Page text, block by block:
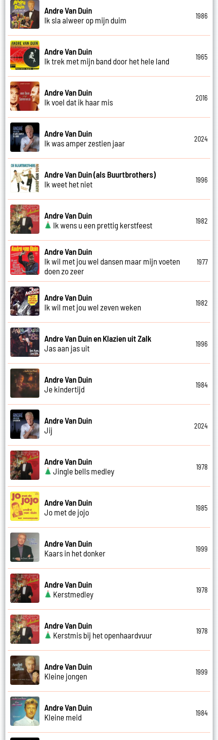
Andre Van Duin
Ik sla alweer op mijn duim
1986
Andre Van Duin
Ik trek met mijn band door het hele land
1965
Andre Van Duin
Ik voel dat ik haar mis
2016
Andre Van Duin
Ik was amper zestien jaar
2024
Andre Van Duin (als Buurtbrothers)
Ik weet het niet
1996
Andre Van Duin
Ik wens u een prettig kerstfeest
1982
Andre Van Duin
Ik wil met jou wel dansen maar mijn voeten
doen zo zeer
1977
Andre Van Duin
Ik wil met jou wel zeven weken
1982
Andre Van Duin en Klazien uit Zalk
Jas aan jas uit
1996
Andre Van Duin
Je kindertijd
1984
Andre Van Duin
Jij
2024
Andre Van Duin
Jingle bells medley
1978
Andre Van Duin
Jo met de jojo
1985
Andre Van Duin
Kaars in het donker
1999
Andre Van Duin
Kerstmedley
1978
Andre Van Duin
Kerstmis bij het openhaardvuur
1978
Andre Van Duin
Kleine jongen
1999
Andre Van Duin
Kleine meid
1984